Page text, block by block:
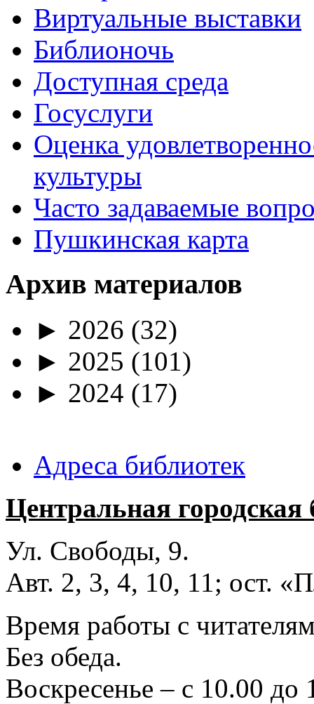
Виртуальные выставки
Библионочь
Доступная среда
Госуслуги
Оценка
культуры
Часто задаваемые
Пушкинская карта
Архив материалов
► 2026 (32)
► 2025 (101)
► 2024 (17)
Адреса библиотек
Центральная
Ул. Свободы, 9.
Авт. 2, 3, 4, 10, 11; ост.
Время работы с
Без обеда.
Воскресенье – с 10.00 до